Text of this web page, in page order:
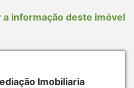
a informação deste imóvel
Imobiliaria